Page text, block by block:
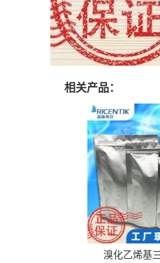
相关产品：
溴化乙烯基